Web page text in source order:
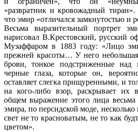
«развратник и кровожадный тиран».
что эмир «отличался замкнутостью и
Весьма выразительный портрет
нарисовал В.Крестовский, русский
Музаффаром в 1883 году: «Лицо
прежней красоты… У него
брови, тонкое подстриженные
черные глаза, которые он,
оставляет слегка прищуренными, и
на кого-либо взор, раскрывает
общем выражение этого лица
эмира, по персидской моде,
свет не то красноватым, не то как
цветом».